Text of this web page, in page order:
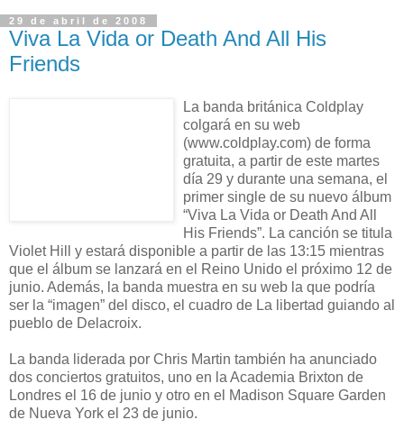
29 de abril de 2008
Viva La Vida or Death And All His
Friends
La banda británica Coldplay
colgará en su web
(www.coldplay.com) de forma
gratuita, a partir de este martes
día 29 y durante una semana, el
primer single de su nuevo álbum
“Viva La Vida or Death And All
His Friends”. La canción se titula
Violet Hill y estará disponible a partir de las 13:15 mientras
que el álbum se lanzará en el Reino Unido el próximo 12 de
junio. Además, la banda muestra en su web la que podría
ser la “imagen” del disco, el cuadro de La libertad guiando al
pueblo de Delacroix.
La banda liderada por Chris Martin también ha anunciado
dos conciertos gratuitos, uno en la Academia Brixton de
Londres el 16 de junio y otro en el Madison Square Garden
de Nueva York el 23 de junio.